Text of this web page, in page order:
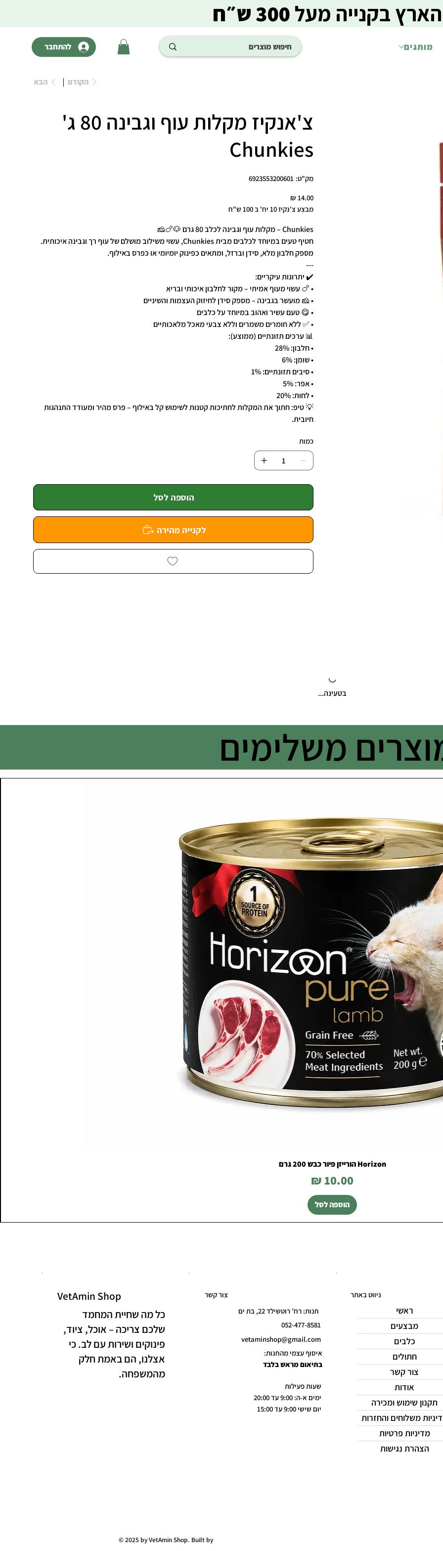
מותגים להתחבר
בקנייה מעל300 ש״ח
הקודם הבא
צ'אנקיז מקלות עוף וגבינה 80 ג'
Chunkies
מק"ט:
מק"ט
6923553200601
6923553200601
מחיר
‏14.00 ‏₪
מבצע צ'נקיז 10 יח' ב 100 ש"ח
Chunkies – מקלות עוף וגבינה לכלב 80 גרם 🐶🍗🧀
חטיף טעים במיוחד לכלבים מבית Chunkies, עשוי משילוב מושלם של עוף רך וגבינה איכותית.
מספק חלבון מלא, סידן וברזל, ומתאים כפינוק יומיומי או כפרס באילוף.
---
✔️ יתרונות עיקריים:
• 🍗 עשוי מעוף אמיתי – מקור לחלבון איכותי ובריא
• 🧀 מועשר בגבינה – מספק סידן לחיזוק העצמות והשיניים
• 😋 טעם עשיר ואהוב במיוחד על כלבים
• ✅ ללא חומרים משמרים וללא צבעי מאכל מלאכותיים
📊 ערכים תזונתיים (ממוצע):
• חלבון: 28%
• שומן: 6%
• סיבים תזונתיים: 1%
• אפר: 5%
• לחות: 20%
💡 טיפ: חתוך את המקלות לחתיכות קטנות לשימוש קל באילוף – פרס מהיר ומעודד התנהגות
חיובית.
כמות
הוספה לסל
לקנייה מהירה
בטעינה...
משלימים
Horizon הורייזן פיור כבש 200 גרם
מחיר
הוספה לסל
VetAmin Shop
כל מה שחיית המחמד
שלכם צריכה – אוכל, ציוד,
פינוקים ושירות עם לב. כי
אצלנו, הם באמת חלק
מהמשפחה.
חנות: רח’ רוטשילד 22, בת ים
052-477-8581
vetaminshop@gmail.com
איסוף עצמי מהחנות:
בתיאום מראש בלבד
שעות פעילות
ימים א-ה: 9:00 עד 20:00
יום שישי 9:00 עד 15:00
צור קשר ניווט באתר
ראשי
מבצעים
כלבים
חתולים
צור קשר
אודות
תקנון שימוש ומכירה
משלוחים והחזרות
מדיניות פרטיות
הצהרת נגישות
© 2025 by VetAmin Shop. Built by